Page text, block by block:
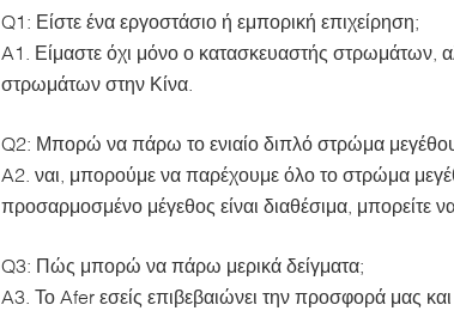
Q1: Είστε ένα εργοστάσιο ή εμπορική επιχείρηση;
A1. Είμαστε όχι μόνο ο κατασκευαστής στρωμάτων,
στρωμάτων στην Κίνα.
Q2: Μπορώ να πάρω το ενιαίο διπλό στρώμα
A2. ναι, μπορούμε να παρέχουμε όλο το στρώμα
προσαρμοσμένο μέγεθος είναι διαθέσιμα, μπορείτε
Q3: Πώς μπορώ να πάρω μερικά δείγματα;
A3. Το Afer εσείς επιβεβαιώνει την προσφορά μας